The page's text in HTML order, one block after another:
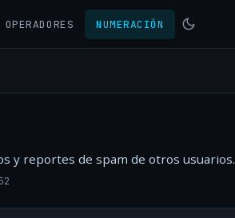
OPERADORES NUMERACIÓN
y reportes de spam de otros usuarios.